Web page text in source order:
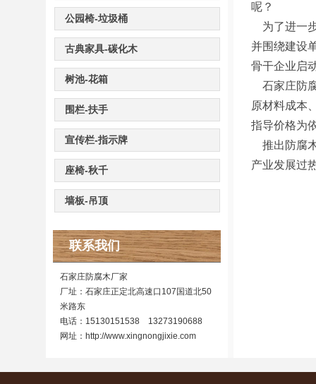
公园椅-垃圾桶
古典家具-碳化木
树池-花箱
围栏-扶手
宣传栏-指示牌
座椅-秋千
墙板-吊顶
联系我们
石家庄防腐木厂家
厂址：石家庄正定北高速口107国道北50
米路东
电话：15130151538 13273190688
网址： http://www.xingnongjixie.com
呢？
为了进一
并围绕建设
骨干企业启
石家庄防
原材料成本
指导价格为
推出防腐
产业发展过